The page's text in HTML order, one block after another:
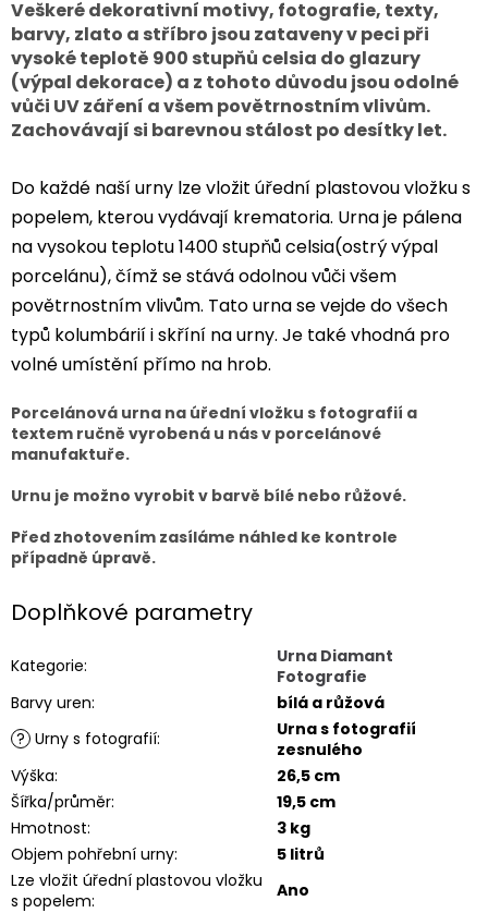
Veškeré dekorativní motivy, fotografie, texty,
barvy, zlato a stříbro jsou zataveny v peci při
vysoké teplotě 900 stupňů celsia do glazury
(výpal dekorace) a z tohoto důvodu jsou odolné
vůči UV záření a všem povětrnostním vlivům.
Zachovávají si barevnou stálost po desítky let.
Do každé naší urny lze vložit úřední plastovou vložku s
popelem, kterou vydávají krematoria. Urna je pálena
na vysokou teplotu 1400 stupňů celsia(ostrý výpal
porcelánu), čímž se stává odolnou vůči všem
povětrnostním vlivům. Tato urna se vejde do všech
typů kolumbárií i skříní na urny. Je také vhodná pro
volné umístění přímo na hrob.
Porcelánová urna na úřední vložku s fotografií a
textem ručně vyrobená u nás v porcelánové
manufaktuře.
Urnu je možno vyrobit v barvě bílé nebo růžové.
Před zhotovením zasíláme náhled ke kontrole
případně úpravě.
Doplňkové parametry
Kategorie:
Urna Diamant
Fotografie
Barvy uren:
bílá a růžová
? Urny s fotografií:
Urna s fotografií
zesnulého
Výška:
26,5 cm
Šířka/průměr:
19,5 cm
Hmotnost:
3 kg
Objem pohřební urny:
5 litrů
Lze vložit úřední plastovou vložku
s popelem:
Ano